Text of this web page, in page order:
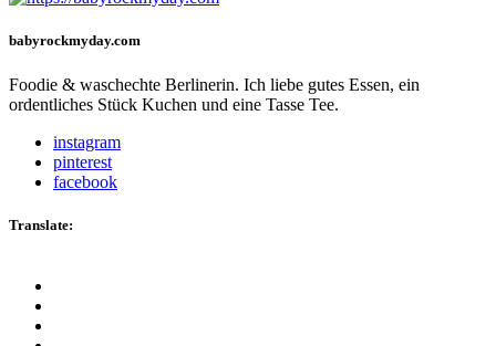
babyrockmyday.com
Foodie & waschechte Berlinerin. Ich liebe gutes Essen, ein
ordentliches Stück Kuchen und eine Tasse Tee.
instagram
pinterest
facebook
Translate: